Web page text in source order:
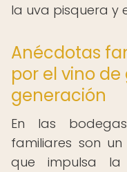
la uva pisquera y
Anécdotas
por el vino
generación
En las
familiares son
que impulsa